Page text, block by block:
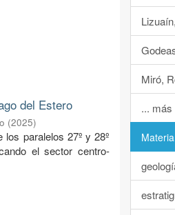
del Estero
(2025)
paralelos 27º y 28º
el sector centro-
Miró,
... más
Materia